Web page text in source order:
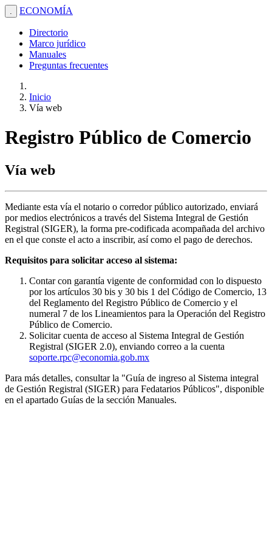
. ECONOMÍA
Directorio
Marco jurídico
Manuales
Preguntas frecuentes
Inicio
Vía web
Registro Público de Comercio
Vía web
Mediante esta vía el notario o corredor público autorizado, enviará
por medios electrónicos a través del Sistema Integral de Gestión
Registral (SIGER), la forma pre-codificada acompañada del archivo
en el que conste el acto a inscribir, así como el pago de derechos.
Requisitos para solicitar acceso al sistema:
Contar con garantía vigente de conformidad con lo dispuesto
por los artículos 30 bis y 30 bis 1 del Código de Comercio, 13
del Reglamento del Registro Público de Comercio y el
numeral 7 de los Lineamientos para la Operación del Registro
Público de Comercio.
Solicitar cuenta de acceso al Sistema Integral de Gestión
Registral (SIGER 2.0), enviando correo a la cuenta
soporte.rpc@economia.gob.mx
Para más detalles, consultar la "Guía de ingreso al Sistema integral
de Gestión Registral (SIGER) para Fedatarios Públicos", disponible
en el apartado Guías de la sección Manuales.